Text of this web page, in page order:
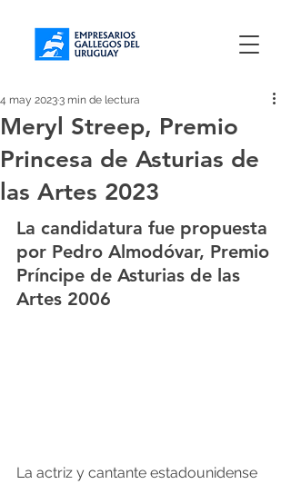
Meryl Streep, Premio
Princesa de Asturias de
las Artes 2023
4 may 20233 min de lectura
La candidatura fue propuesta
por Pedro Almodóvar, Premio
Príncipe de Asturias de las
Artes 2006
La actriz y cantante estadounidense